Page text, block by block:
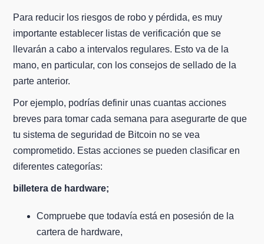
Para reducir los riesgos de robo y pérdida, es muy
importante establecer listas de verificación que se
llevarán a cabo a intervalos regulares. Esto va de la
mano, en particular, con los consejos de sellado de la
parte anterior.
Por ejemplo, podrías definir unas cuantas acciones
breves para tomar cada semana para asegurarte de que
tu sistema de seguridad de Bitcoin no se vea
comprometido. Estas acciones se pueden clasificar en
diferentes categorías:
billetera de hardware;
Compruebe que todavía está en posesión de la
cartera de hardware,